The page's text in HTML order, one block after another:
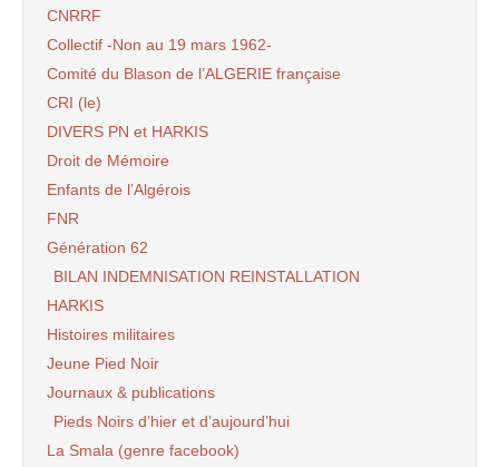
CNRRF
Collectif -Non au 19 mars 1962-
Comité du Blason de l’ALGERIE française
CRI (le)
DIVERS PN et HARKIS
Droit de Mémoire
Enfants de l’Algérois
FNR
Génération 62
BILAN INDEMNISATION REINSTALLATION
HARKIS
Histoires militaires
Jeune Pied Noir
Journaux & publications
Pieds Noirs d’hier et d’aujourd’hui
La Smala (genre facebook)